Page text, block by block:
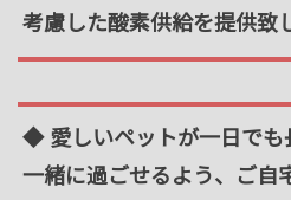
考慮した酸素供給を提供致
◆ 愛しいペットが一日でも
一緒に過ごせるよう、ご自